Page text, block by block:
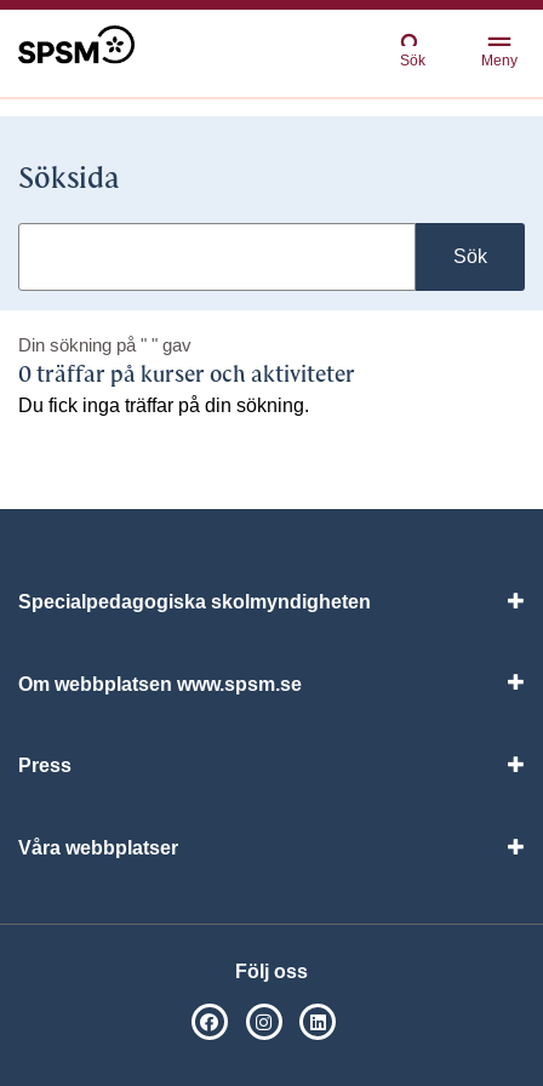
Sök Meny
Söksida
Sök
Din sökning på " " gav
0 träffar på kurser och aktiviteter
Du fick inga träffar på din sökning.
Specialpedagogiska skolmyndigheten
Om webbplatsen www.spsm.se
Press
Våra webbplatser
Följ oss
SPSM på Facebook
SPSM på Instagram